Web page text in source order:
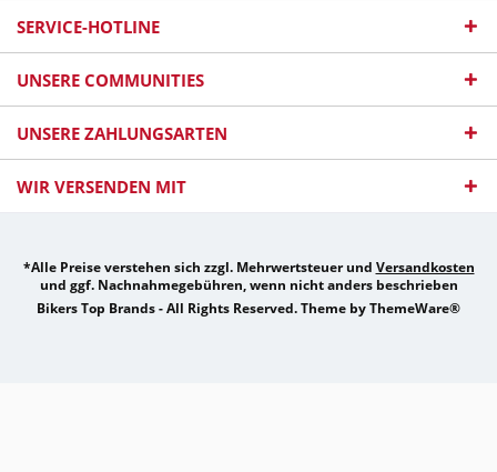
SERVICE-HOTLINE
UNSERE COMMUNITIES
UNSERE ZAHLUNGSARTEN
WIR VERSENDEN MIT
*Alle Preise verstehen sich zzgl. Mehrwertsteuer und Versandkosten
und ggf. Nachnahmegebühren, wenn nicht anders beschrieben
Bikers Top Brands - All Rights Reserved. Theme byThemeWare®